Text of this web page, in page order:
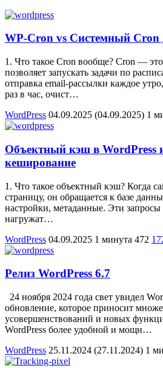
WP-Cron vs Системный Cron
1. Что такое Cron вообще? Cron —
позволяет запускать задачи по
отправка email-рассылки каждое
раз в час, очист…
WordPress 04.09.2025 (04.09.2025) 1
Объектный кэш в WordPress
кеширование
1. Что такое объектный кэш? Когда
страницу, он обращается к базе
настройки, метаданные. Эти запросы
нагружат…
WordPress 04.09.2025 1 минута 472
Релиз WordPress 6.7
24 ноября 2024 года свет увидел
обновление, которое приносит
усовершенствований и новых
WordPress более удобной и мощн…
WordPress 25.11.2024 (27.11.2024) 1